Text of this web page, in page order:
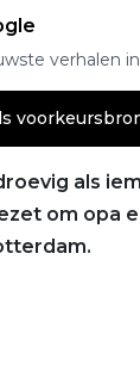
verhalen
als
om opa